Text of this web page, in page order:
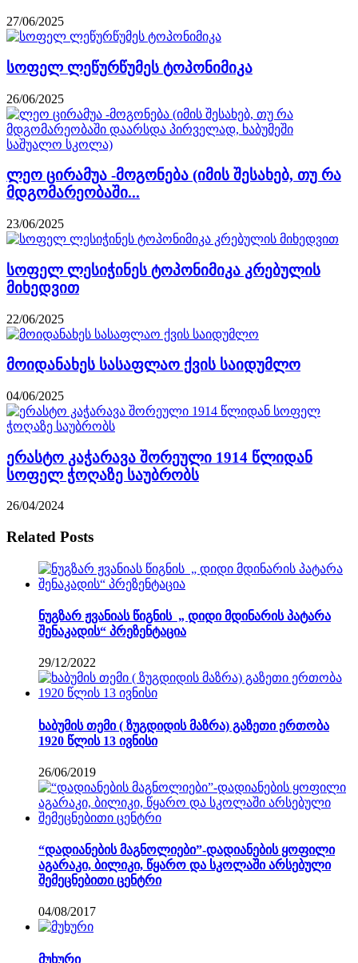
27/06/2025
სოფელ ლეწურწუმეს ტოპონიმიკა
26/06/2025
ლეო ცირამუა -მოგონება (იმის შესახებ, თუ რა
მდგომარეობაში...
23/06/2025
სოფელ ლესიჭინეს ტოპონიმიკა კრებულის
მიხედვით
22/06/2025
მოიდანახეს სასაფლაო ქვის საიდუმლო
04/06/2025
ერასტო კაჭარავა შორეული 1914 წლიდან
სოფელ ჭოღაზე საუბრობს
26/04/2024
Related Posts
ნუგზარ ჟვანიას წიგნის „ დიდი მდინარის პატარა
შენაკადის“ პრეზენტაცია
29/12/2022
ხაბუმის თემი ( ზუგდიდის მაზრა) გაზეთი ერთობა
1920 წლის 13 ივნისი
26/06/2019
“დადიანების მაგნოლიები”-დადიანების ყოფილი
აგარაკი, ბილიკი, წყარო და სკოლაში არსებული
შემეცნებითი ცენტრი
04/08/2017
მუხური